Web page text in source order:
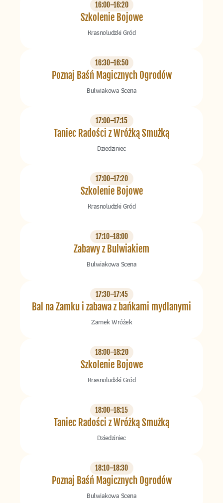
16:00–16:20
Szkolenie Bojowe
Krasnoludzki Gród
16:30–16:50
Poznaj Baśń Magicznych Ogrodów
Bulwiakowa Scena
17:00–17:15
Taniec Radości z Wróżką Smużką
Dziedziniec
17:00–17:20
Szkolenie Bojowe
Krasnoludzki Gród
17:10–18:00
Zabawy z Bulwiakiem
Bulwiakowa Scena
17:30–17:45
Bal na Zamku i zabawa z bańkami mydlanymi
Zamek Wróżek
18:00–18:20
Szkolenie Bojowe
Krasnoludzki Gród
18:00–18:15
Taniec Radości z Wróżką Smużką
Dziedziniec
18:10–18:30
Poznaj Baśń Magicznych Ogrodów
Bulwiakowa Scena